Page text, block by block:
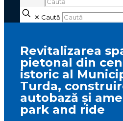
✕ Caută
Revitalizarea
pietonal din
istoric al
Turda,
autobază și
park and ride